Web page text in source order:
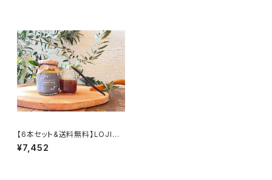
【6本セット&送料無料】LOJIUR
A SAUCE トリュフソース160g
¥7,452